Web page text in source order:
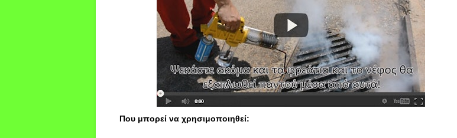
Που μπορεί να χρησιμοποιηθεί: